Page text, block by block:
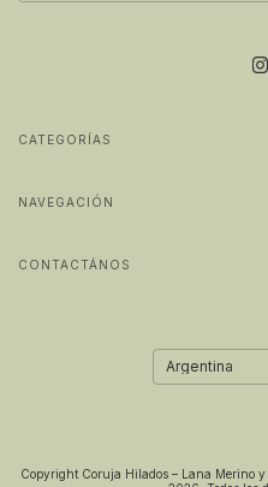
CATEGORÍAS
NAVEGACIÓN
CONTACTÁNOS
Copyright Coruja Hilados – Lana Merino